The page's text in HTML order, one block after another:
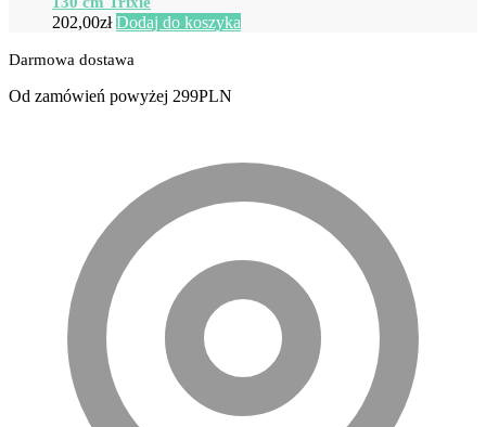
202,00zł Dodaj do koszyka
Darmowa dostawa
Od zamówień powyżej 299PLN